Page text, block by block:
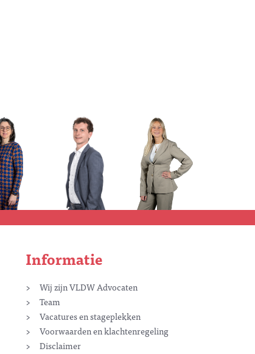
Informatie
Wij zijn VLDW Advocaten
Team
Vacatures en stageplekken
Voorwaarden en klachtenregeling
Disclaimer